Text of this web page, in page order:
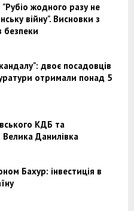
жодного разу не
війну". Висновки з
безпеки
двоє посадовців
отримали понад 5
КДБ та
Велика Данилівка
Бахур: інвестиція в